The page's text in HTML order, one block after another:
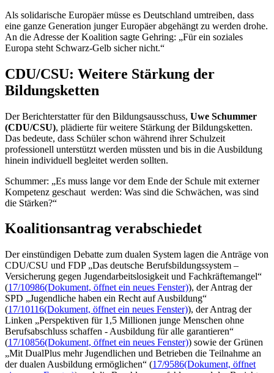
Als solidarische Europäer müsse es Deutschland umtreiben, dass
eine ganze Generation junger Europäer abgehängt zu werden drohe.
An die Adresse der Koalition sagte Gehring: „Für ein soziales
Europa steht Schwarz-Gelb sicher nicht.“
CDU/CSU: Weitere Stärkung der
Bildungsketten
Der Berichterstatter für den Bildungsausschuss, Uwe Schummer
(CDU/CSU), plädierte für weitere Stärkung der Bildungsketten.
Das bedeute, dass Schüler schon während ihrer Schulzeit
professionell unterstützt werden müssten und bis in die Ausbildung
hinein individuell begleitet werden sollten.
Schummer: „Es muss lange vor dem Ende der Schule mit externer
Kompetenz geschaut werden: Was sind die Schwächen, was sind
die Stärken?“
Koalitionsantrag verabschiedet
Der einstündigen Debatte zum dualen System lagen die Anträge von
CDU/CSU und FDP „Das deutsche Berufsbildungssystem –
Versicherung gegen Jugendarbeitslosigkeit und Fachkräftemangel“
(17/10986(Dokument, öffnet ein neues Fenster)), der Antrag der
SPD „Jugendliche haben ein Recht auf Ausbildung“
(17/10116(Dokument, öffnet ein neues Fenster)), der Antrag der
Linken „Perspektiven für 1,5 Millionen junge Menschen ohne
Berufsabschluss schaffen - Ausbildung für alle garantieren“
(17/10856(Dokument, öffnet ein neues Fenster)) sowie der Grünen
„Mit DualPlus mehr Jugendlichen und Betrieben die Teilnahme an
der dualen Ausbildung ermöglichen“ (17/9586(Dokument, öffnet